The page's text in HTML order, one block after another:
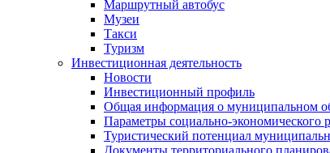
Маршрутный автобус
Музеи
Такси
Туризм
Инвестиционная деятельность
Новости
Инвестиционный профиль
Общая информация о муниципальном
Параметры социально-экономического
Туристический потенциал
Документы территориального